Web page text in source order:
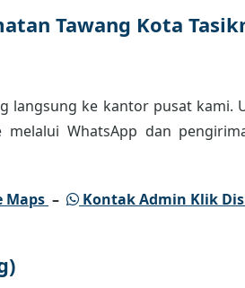
Tawang Kota
langsung ke kantor pusat kami.
WhatsApp dan
Maps – Kontak Admin Klik